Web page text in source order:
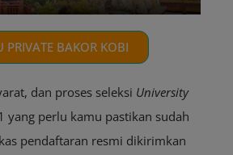
PRIVATE BAKOR KOBI
dan proses seleksi University
yang perlu kamu pastikan sudah
pendaftaran resmi dikirimkan